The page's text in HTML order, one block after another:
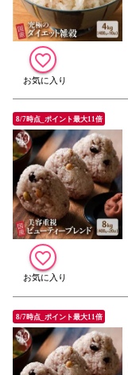
8/7時点_ポイント最大11倍
8/7時点_ポイント最大11倍